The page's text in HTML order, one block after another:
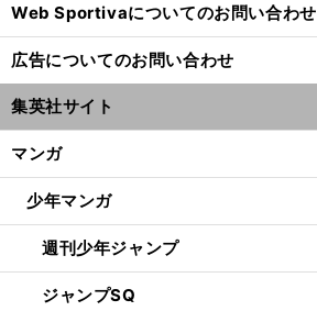
Web Sportivaについてのお問い合わせ
広告についてのお問い合わせ
集英社サイト
マンガ
少年マンガ
週刊少年ジャンプ
ジャンプSQ